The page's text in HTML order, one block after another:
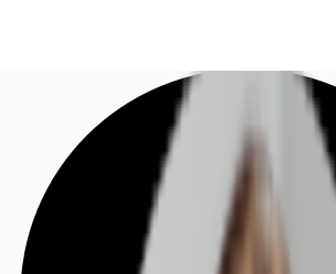
Investieren
Marktinformationen
Jetzt anrufen Kontaktieren Sie uns